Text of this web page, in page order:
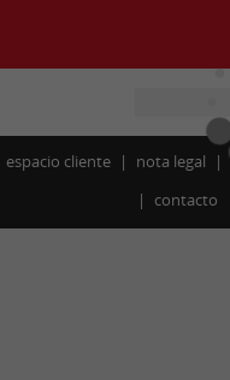
espacio cliente nota legal
contacto